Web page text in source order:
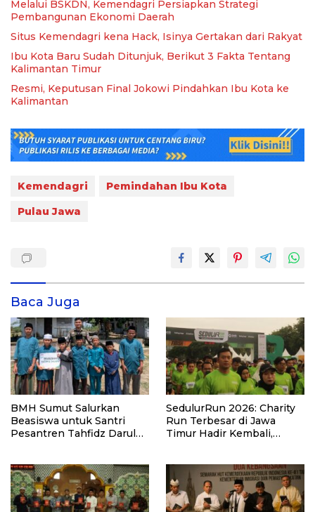
Melalui BSKDN, Kemendagri Persiapkan Strategi
Pembangunan Ekonomi Daerah
Situs Kemendagri kena Hack, Isinya Gertakan dari Rakyat
Ibu Kota Baru Sudah Ditunjuk, Berikut 3 Fakta Tentang
Kalimantan Timur
Resmi, Keputusan Final Jokowi Pindahkan Ibu Kota ke
Kalimantan
Kemendagri
Pemindahan Ibu Kota
Pulau Jawa
Baca Juga
BMH Sumut Salurkan
Beasiswa untuk Santri
Pesantren Tahfidz Darul
SedulurRun 2026: Charity
Run Terbesar di Jawa
Timur Hadir Kembali,
Santri dan Guru Honorer